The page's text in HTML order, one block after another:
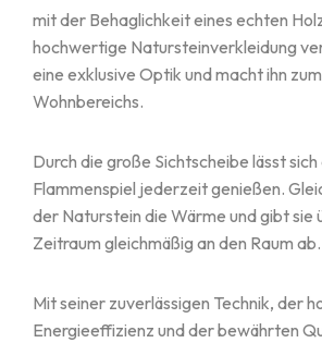
mit der Behaglichkeit eines echten
hochwertige Natursteinverkleidung
eine exklusive Optik und macht ihn
Wohnbereichs.
Durch die große Sichtscheibe lässt
Flammenspiel jederzeit genießen.
der Naturstein die Wärme und gibt sie
Zeitraum gleichmäßig an den Raum ab.
Mit seiner zuverlässigen Technik, der
Energieeffizienz und der bewährten